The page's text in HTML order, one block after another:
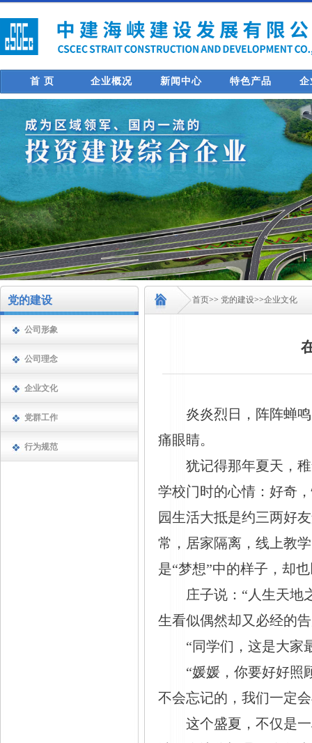
首 页 企业概况 新闻中心 特色产品 企
党的建设
公司形象
公司理念
企业文化
党群工作
行为规范
首页>> 党的建设>>企业文化
炎炎烈日，阵阵蝉
痛眼睛。
犹记得那年夏天，
学校门时的心情：好奇
园生活大抵是约三两好
常，居家隔离，线上教
是“梦想”中的样子，却
庄子说：“人生天地
生看似偶然却又必经的
“同学们，这是大家
“媛媛，你要好好照
不会忘记的，我们一定
这个盛夏，不仅是